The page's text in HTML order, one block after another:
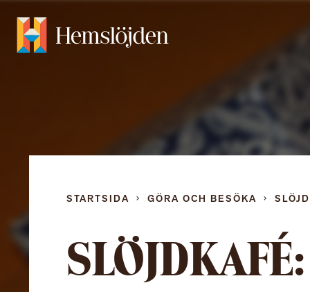
STARTSIDA GÖRA OCH BESÖKA